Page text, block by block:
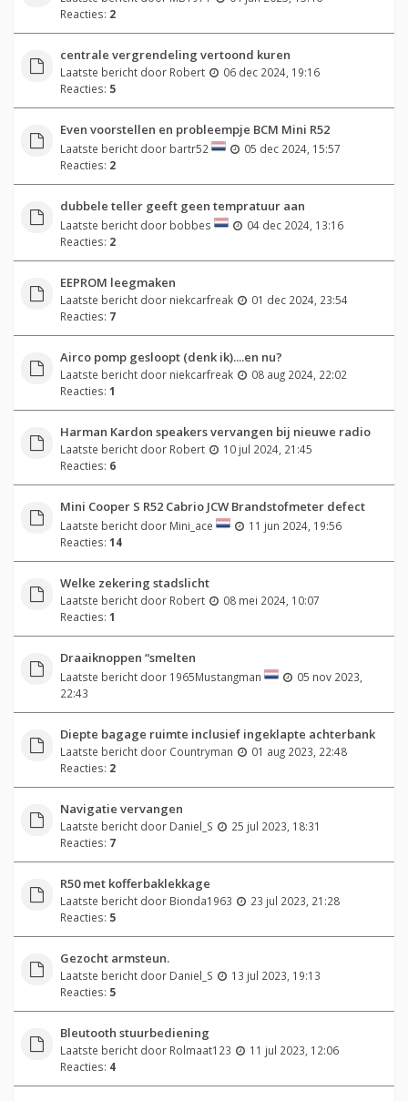
Reacties: 2
centrale vergrendeling vertoond kuren
Laatste bericht door Robert
06 dec 2024, 19:16
Reacties: 5
Even voorstellen en probleempje BCM Mini R52
Laatste bericht door bartr52
05 dec 2024, 15:57
Reacties: 2
dubbele teller geeft geen tempratuur aan
Laatste bericht door bobbes
04 dec 2024, 13:16
Reacties: 2
EEPROM leegmaken
Laatste bericht door niekcarfreak
01 dec 2024, 23:54
Reacties: 7
Airco pomp gesloopt (denk ik)....en nu?
Laatste bericht door niekcarfreak
08 aug 2024, 22:02
Reacties: 1
Harman Kardon speakers vervangen bij nieuwe radio
Laatste bericht door Robert
10 jul 2024, 21:45
Reacties: 6
Mini Cooper S R52 Cabrio JCW Brandstofmeter defect
Laatste bericht door Mini_ace
11 jun 2024, 19:56
Reacties: 14
Welke zekering stadslicht
Laatste bericht door Robert
08 mei 2024, 10:07
Reacties: 1
Draaiknoppen “smelten
Laatste bericht door 1965Mustangman
05 nov 2023,
22:43
Diepte bagage ruimte inclusief ingeklapte achterbank
Laatste bericht door Countryman
01 aug 2023, 22:48
Reacties: 2
Navigatie vervangen
Laatste bericht door Daniel_S
25 jul 2023, 18:31
Reacties: 7
R50 met kofferbaklekkage
Laatste bericht door Bionda1963
23 jul 2023, 21:28
Reacties: 5
Gezocht armsteun.
Laatste bericht door Daniel_S
13 jul 2023, 19:13
Reacties: 5
Bleutooth stuurbediening
Laatste bericht door Rolmaat123
11 jul 2023, 12:06
Reacties: 4